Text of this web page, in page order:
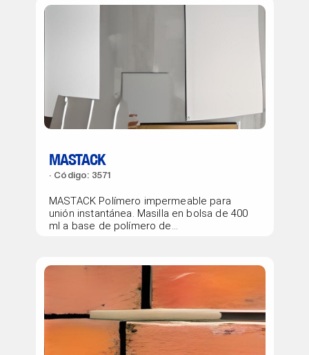
sometidosa presiones de aguanegativas
MASTACK
Código: 3571
MASTACK Polímero impermeable para
unión instantánea. Masilla en bolsa de 400
ml a base de polímero de...